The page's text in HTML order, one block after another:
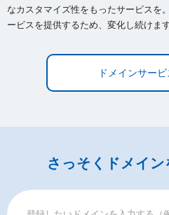
なカスタマイズ性をもったサービスを
ービスを提供するため、変化し続けます
ドメインサー
さっそくドメイ